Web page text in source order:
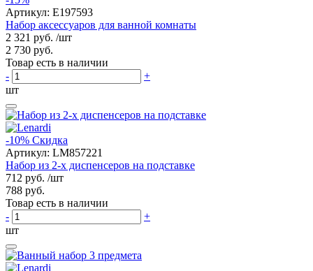
Артикул: E197593
Набор аксессуаров для ванной комнаты
2 321 руб. /шт
2 730 руб.
Товар есть в наличии
-
+
шт
-10% Скидка
Артикул: LM857221
Набор из 2-х диспенсеров на подставке
712 руб. /шт
788 руб.
Товар есть в наличии
-
+
шт